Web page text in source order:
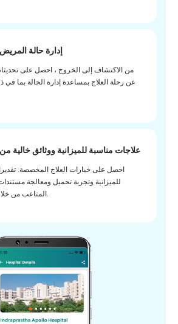
إدارة حالة
من الاكتشاف إلى الخروج ، احصل على
عن رحلة العلاج بمساعدة إدارة الحالة بما في
علاجات مناسبة للميزانية ووثائق خالية
احصل على خيارات العلاج المخصصة.
للميزانية وتجربة تحميل ومعالجة
المتاعب من خلال التطبيق.